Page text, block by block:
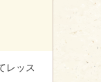
レッス